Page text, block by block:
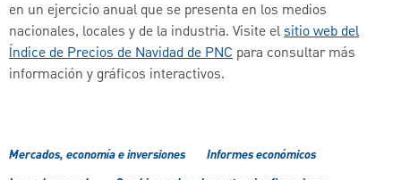
en un ejercicio anual que se presenta en los medios
nacionales, locales y de la industria. Visite elsitio web del
Índice de Precios de Navidad de PNC para consultar más
información y gráficos interactivos.
Mercados, economía e inversiones
Informes económicos